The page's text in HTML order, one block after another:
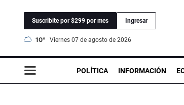
Suscribite por $299 por mes Ingresar
10° viernes 07 de agosto de 2026
POLÍTICA INFORMACIÓN